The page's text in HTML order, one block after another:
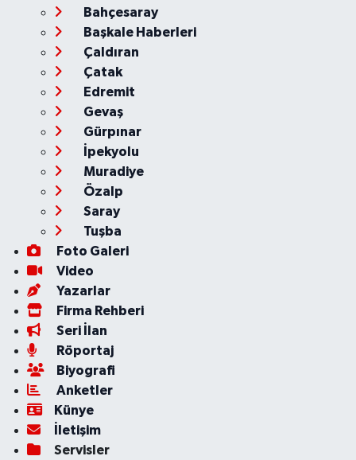
Bahçesaray
Başkale Haberleri
Çaldıran
Çatak
Edremit
Gevaş
Gürpınar
İpekyolu
Muradiye
Özalp
Saray
Tuşba
Foto Galeri
Video
Yazarlar
Firma Rehberi
Seri İlan
Röportaj
Biyografi
Anketler
Künye
İletişim
Servisler